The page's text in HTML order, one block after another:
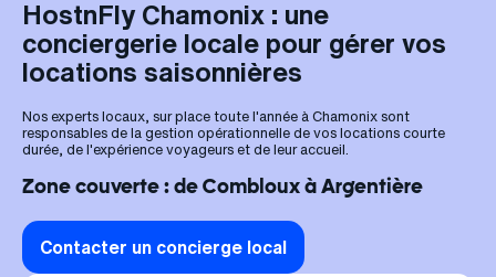
HostnFly Chamonix : une
conciergerie locale pour gérer vos
locations saisonnières
Nos experts locaux, sur place toute l'année à Chamonix sont
responsables de la gestion opérationnelle de vos locations courte
durée, de l'expérience voyageurs et de leur accueil.
Zone couverte : de Combloux à Argentière
Contacter un concierge local